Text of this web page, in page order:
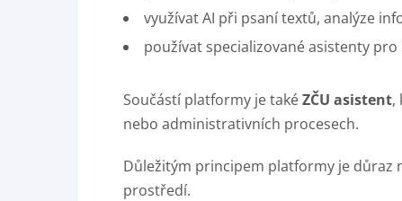
využívat AI při psaní textů, analýze
používat specializované asistenty
Součástí platformy je takéZČU asistent,
nebo administrativních procesech.
Důležitým principem platformy je důraz
prostředí.